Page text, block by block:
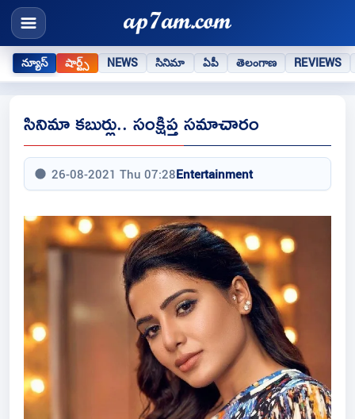
న్యూస్ షార్ట్స్ NEWS సినిమా ఏపీ తెలంగాణ REVIEWS
సినిమా కబుర్లు.. సంక్షిప్త సమాచారం
26-08-2021 Thu 07:28Entertainment